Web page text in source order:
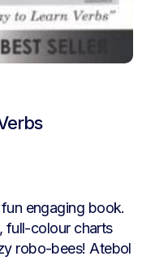
engaging book.
full-colour charts
robo-bees! Atebol